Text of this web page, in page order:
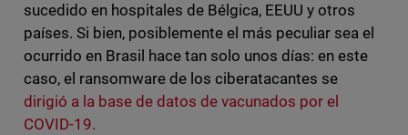
sucedido en hospitales de Bélgica, EEUU y otros
países. Si bien, posiblemente el más peculiar sea el
ocurrido en Brasil hace tan solo unos días: en este
caso, el ransomware de los ciberatacantes se
dirigió a la base de datos de vacunados por el
COVID-19.